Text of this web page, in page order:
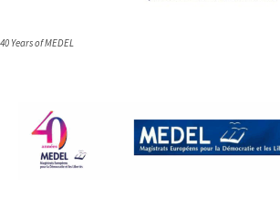
40 Years of MEDEL